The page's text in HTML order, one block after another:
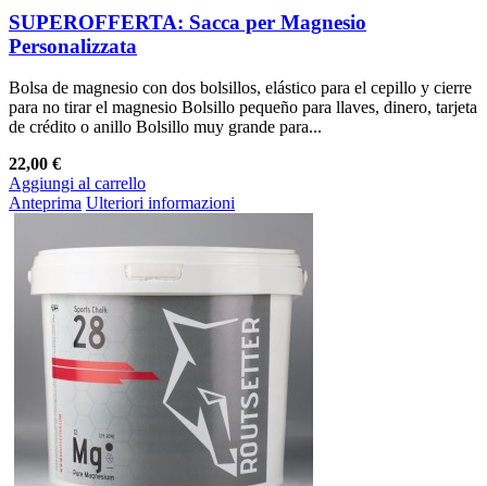
SUPEROFFERTA: Sacca per Magnesio
Personalizzata
Bolsa de magnesio con dos bolsillos, elástico para el cepillo y cierre
para no tirar el magnesio Bolsillo pequeño para llaves, dinero, tarjeta
de crédito o anillo Bolsillo muy grande para...
22,00 €
Aggiungi al carrello
Anteprima Ulteriori informazioni